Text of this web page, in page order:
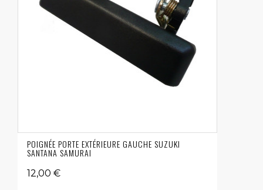
POIGNÉE PORTE EXTÉRIEURE GAUCHE SUZUKI
SANTANA SAMURAI
12,00 €